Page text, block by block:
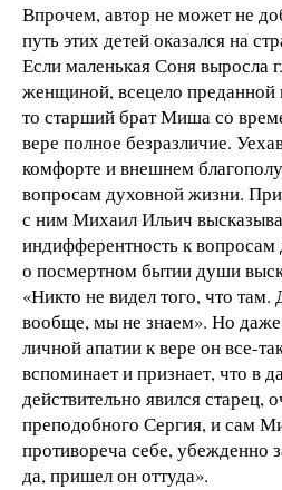
Впрочем, автор не может не
путь этих детей оказался на
Если маленькая Соня выросла
женщиной, всецело
то старший брат Миша со
вере полное безразличие.
комфорте и внешнем
вопросам духовной жизни.
с ним Михаил Ильич
индифферентность к
о посмертном бытии души
«Никто не видел того, что там.
вообще, мы не знаем». Но даже
личной апатии к вере он все-
вспоминает и признает, что в
действительно явился старец,
преподобного Сергия, и сам
противореча себе, убежденно
да, пришел он оттуда».